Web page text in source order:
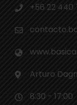
+56 22 440
Arturo
8:30 - 17:00